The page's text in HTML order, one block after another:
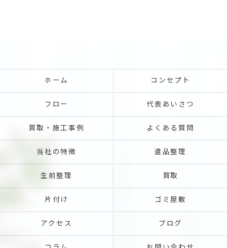
ホーム コンセプト
フロー 代表あいさつ
買取・施工事例 よくある質問
当社の特徴 遺品整理
生前整理 買取
片付け ゴミ屋敷
アクセス ブログ